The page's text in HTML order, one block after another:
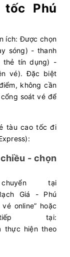
Phú
ích: Được chọn
sóng) - thanh
thẻ tín dụng) -
vé). Đặc biệt
không cần
soát vé để
tàu cao tốc đi
- chọn
tại
Giá - Phú
online” hoặc
tại:
thực hiện theo